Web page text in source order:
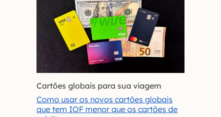
Cartões globais para sua viagem
Como usar os novos cartões globais
que tem IOF menor que os cartões de